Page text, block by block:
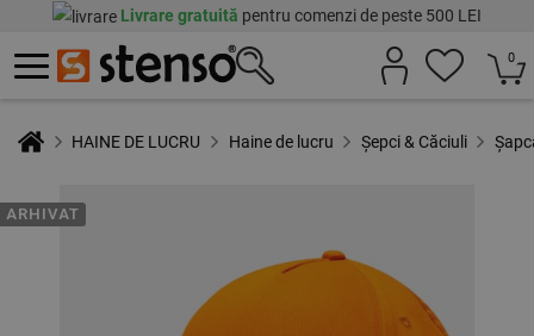
Livrare gratuită pentru comenzi de peste 500 LEI
0
HAINE DE LUCRU Haine de lucru Șepci & Căciuli
ARHIVAT